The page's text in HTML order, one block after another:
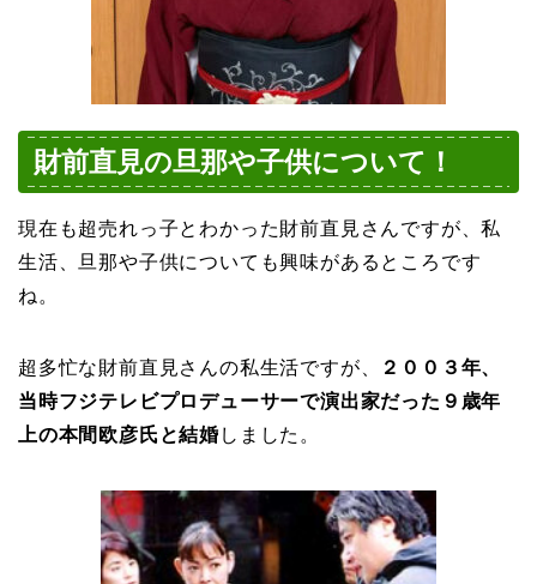
財前直見の旦那や子供について！
現在も超売れっ子とわかった財前直見さんですが、私
生活、旦那や子供についても興味があるところです
ね。
超多忙な財前直見さんの私生活ですが、
２００３年、
当時フジテレビプロデューサーで演出家だった９歳年
上の本間欧彦氏と結婚 しました。